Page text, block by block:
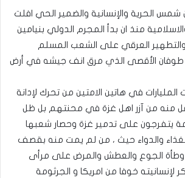
شمس الحرية والإنسانية والضمير الحي افلت
منذ ان بدأ المجرم الدولي بنيامين
والتطهير العرقي على الشعب المسلم
طوفان الأقصى الذي مرق انف جيشه في أرض
في هاتين الامتين من تحرك لإدانة
منه من آزر اهل غزة في محنتهم بل ظل
يتفرجون على تدمير غزة وحصار شعبها
والدواء حيث ، من لم يمت منه بقصف
وطأة الجوع والعطش والمرض على مرأى
خوفا من امريكا و الجرثومة